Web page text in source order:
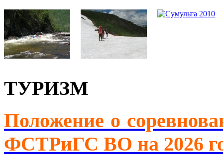
ТУРИЗМ
Положение о
ФСТРиГС ВО на 2026